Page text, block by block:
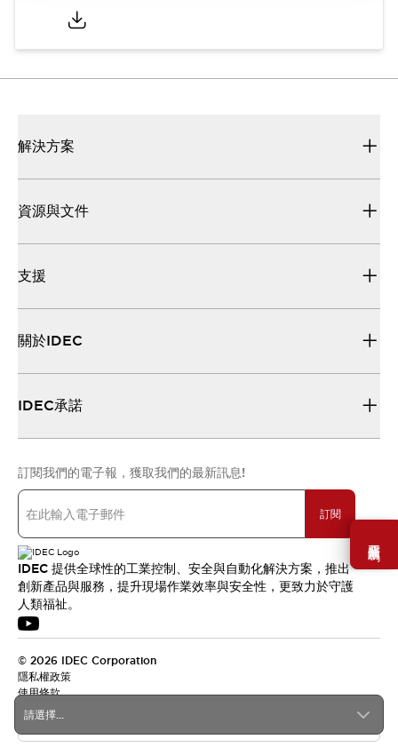
需要幫助嗎？
請選擇...
解決方案
資源與文件
支援
關於IDEC
IDEC承諾
訂閱我們的電子報，獲取我們的最新訊息!
訂閱
IDEC 提供全球性的工業控制、安全與自動化解決方案，推出
創新產品與服務，提升現場作業效率與安全性，更致力於守護
人類福祉。
© 2026 IDEC Corporation
隱私權政策
使用條款
台灣